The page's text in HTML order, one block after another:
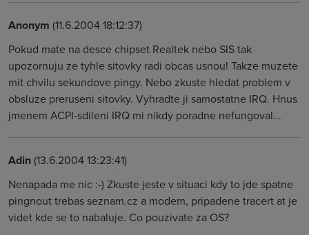
Anonym (11.6.2004 18:12:37)
Pokud mate na desce chipset Realtek nebo SIS tak
upozornuju ze tyhle sitovky radi obcas usnou! Takze muzete
mit chvilu sekundove pingy. Nebo zkuste hledat problem v
obsluze preruseni sitovky. Vyhradte ji samostatne IRQ. Hnus
jmenem ACPI-sdileni IRQ mi nikdy poradne nefungoval...
Adin(13.6.2004 13:23:41)
Nenapada me nic :-) Zkuste jeste v situaci kdy to jde spatne
pingnout trebas seznam.cz a modem, pripadene tracert at je
videt kde se to nabaluje. Co pouzivate za OS?